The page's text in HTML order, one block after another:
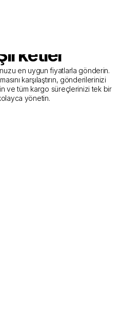
Kargo
Sunan
en uygun fiyatlarla gönderin.
karşılaştırın, gönderilerinizi
ve tüm kargo süreçlerinizi tek bir
yönetin.